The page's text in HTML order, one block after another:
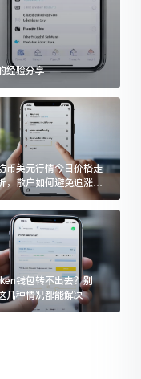
经验分享
币美元行情今日价格走
，散户如何避免追涨杀
牢
钱包转不出去？别
几种情况都能解决